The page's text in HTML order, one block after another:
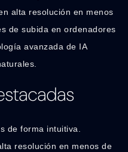
alta resolución en menos
de subida en ordenadores
avanzada de IA
de forma intuitiva.
resolución en menos de